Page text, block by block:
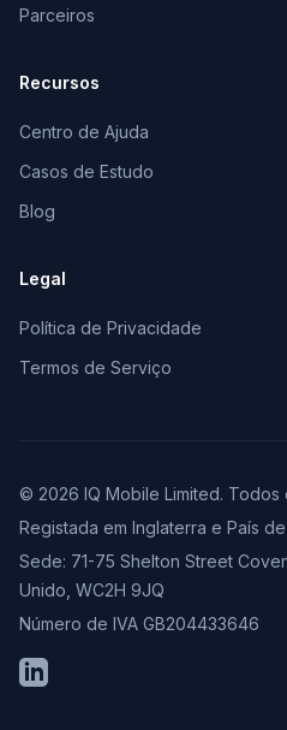
Parceiros
Recursos
Centro de Ajuda
Casos de Estudo
Blog
Legal
Política de Privacidade
Termos de Serviço
© 2026 IQ Mobile Limited.
Registada em Inglaterra e País de
Sede: 71-75 Shelton Street
Unido, WC2H 9JQ
Número de IVA GB204433646
LinkedIn